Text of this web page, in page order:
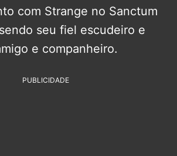
com Strange no Sanctum
seu fiel escudeiro e
e companheiro.
PUBLICIDADE